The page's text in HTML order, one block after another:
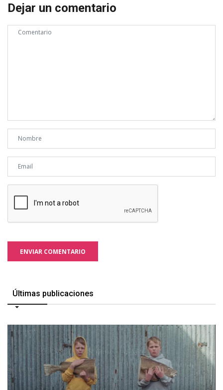
Dejar un comentario
ENVIAR COMENTARIO
Últimas publicaciones